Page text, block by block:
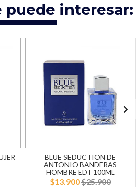
puede interesar:
BLUE SEDUCTION DE
ANTONIO BANDERAS
HOMBRE EDT 100ML
$13.900$25.900